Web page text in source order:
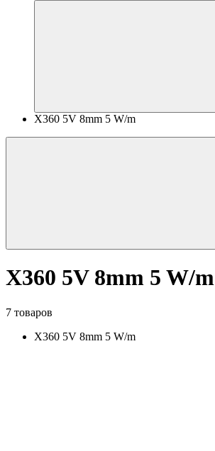
X360 5V 8mm 5 W/m
X360 5V 8mm 5 W/m
7 товаров
X360 5V 8mm 5 W/m